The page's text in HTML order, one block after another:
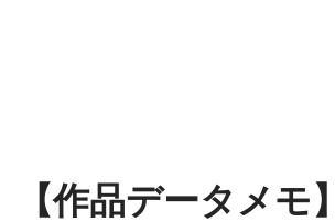
【作品データメモ】